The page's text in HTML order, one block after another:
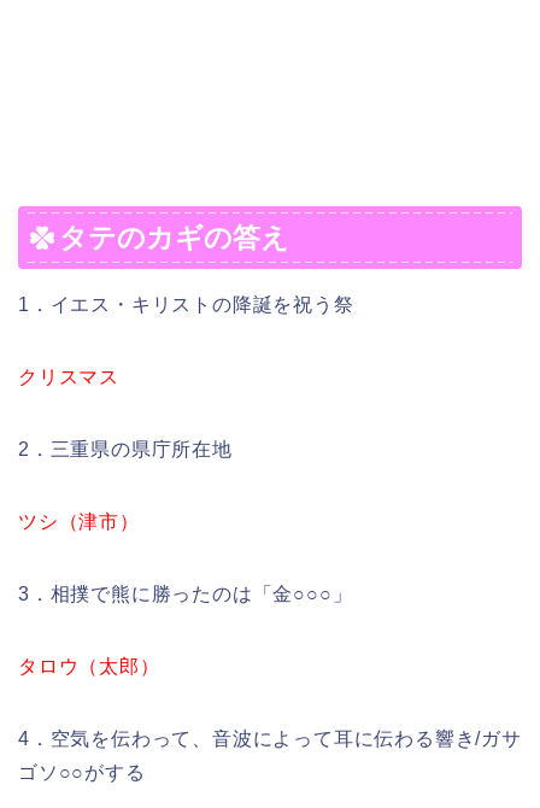
タテのカギの答え
1．イエス・キリストの降誕を祝う祭
クリスマス
2．三重県の県庁所在地
ツシ（津市）
3．相撲で熊に勝ったのは「金○○○」
タロウ（太郎）
4．空気を伝わって、音波によって耳に伝わる響き/ガサ
ゴソ○○がする